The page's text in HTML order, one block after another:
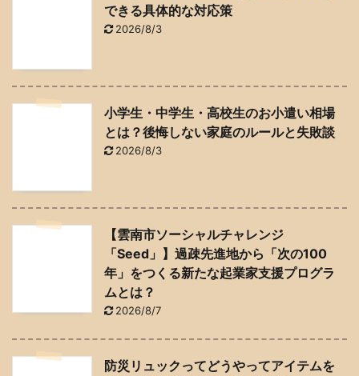
できる具体的な対応策
2026/8/3
小学生・中学生・高校生のお小遣い相場
とは？後悔しない家庭のルールと失敗談
2026/8/3
【雲南市ソーシャルチャレンジ
「Seed」】過疎先進地から「次の100
年」をつくる新たな起業家支援プログラ
ムとは？
2026/8/7
防災リュックってどうやってアイテムを